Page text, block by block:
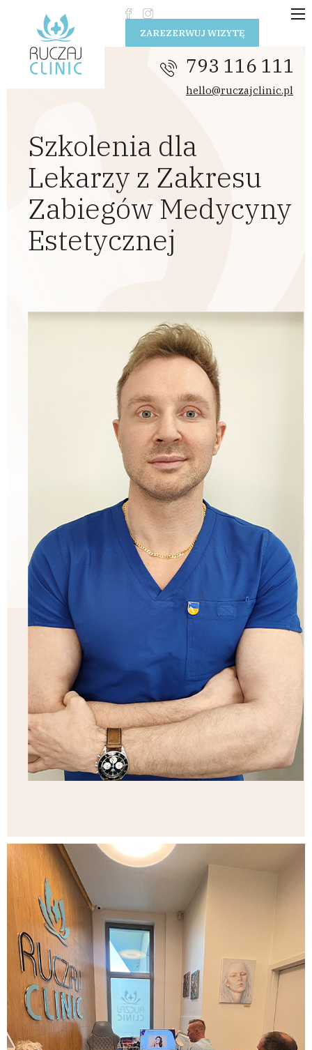
ZAREZERWUJ WIZYTĘ
793 116 111
hello@ruczajclinic.pl
Szkolenia dla
Lekarzy z Zakresu
Zabiegów Medycyny
Estetycznej